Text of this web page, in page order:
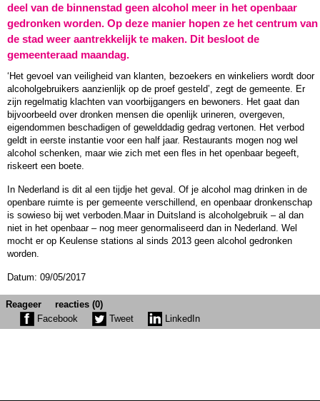
deel van de binnenstad geen alcohol meer in het openbaar
gedronken worden. Op deze manier hopen ze het centrum van
de stad weer aantrekkelijk te maken. Dit besloot de
gemeenteraad maandag.
‘Het gevoel van veiligheid van klanten, bezoekers en winkeliers wordt door
alcoholgebruikers aanzienlijk op de proef gesteld’, zegt de gemeente. Er
zijn regelmatig klachten van voorbijgangers en bewoners. Het gaat dan
bijvoorbeeld over dronken mensen die openlijk urineren, overgeven,
eigendommen beschadigen of gewelddadig gedrag vertonen. Het verbod
geldt in eerste instantie voor een half jaar. Restaurants mogen nog wel
alcohol schenken, maar wie zich met een fles in het openbaar begeeft,
riskeert een boete.
In Nederland is dit al een tijdje het geval. Of je alcohol mag drinken in de
openbare ruimte is per gemeente verschillend, en openbaar dronkenschap
is sowieso bij wet verboden.Maar in Duitsland is alcoholgebruik – al dan
niet in het openbaar – nog meer genormaliseerd dan in Nederland. Wel
mocht er op Keulense stations al sinds 2013 geen alcohol gedronken
worden.
Datum: 09/05/2017
Reageer
reacties (0)
Facebook
Tweet LinkedIn